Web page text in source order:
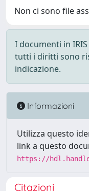
Non ci sono file
I documenti in
tutti i diritti sono
indicazione.
Informazioni
Utilizza questo
link a questo
https://
Citazioni